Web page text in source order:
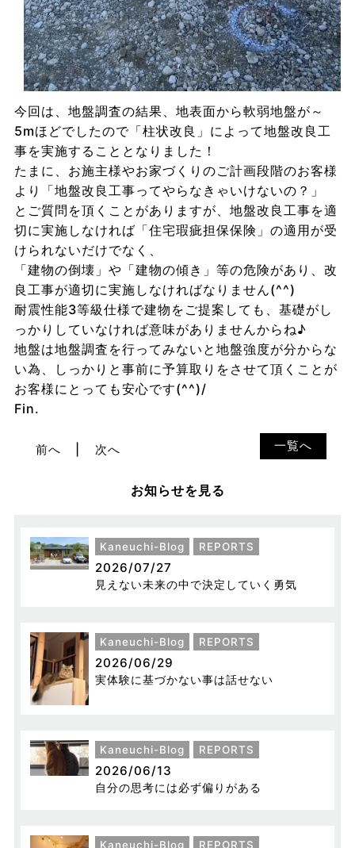
今回は、地盤調査の結果、地表面から軟弱地盤が～
5mほどでしたので「柱状改良」によって地盤改良工
事を実施することとなりました！
たまに、お施主様やお家づくりのご計画段階のお客様
より「地盤改良工事ってやらなきゃいけないの？」
とご質問を頂くことがありますが、地盤改良工事を適
切に実施しなければ「住宅瑕疵担保保険」の適用が受
けられないだけでなく、
「建物の倒壊」や「建物の傾き」等の危険があり、改
良工事が適切に実施しなければなりません(^^)
耐震性能3等級仕様で建物をご提案しても、基礎がし
っかりしていなければ意味がありませんからね♪
地盤は地盤調査を行ってみないと地盤強度が分からな
い為、しっかりと事前に予算取りをさせて頂くことが
お客様にとっても安心です(^^)/
Fin.
一覧へ
前へ 次へ
お知らせを見る
Kaneuchi-Blog REPORTS
2026/07/27
見えない未来の中で決定していく勇気
Kaneuchi-Blog REPORTS
2026/06/29
実体験に基づかない事は話せない
Kaneuchi-Blog REPORTS
2026/06/13
自分の思考には必ず偏りがある
Kaneuchi-Blog REPORTS